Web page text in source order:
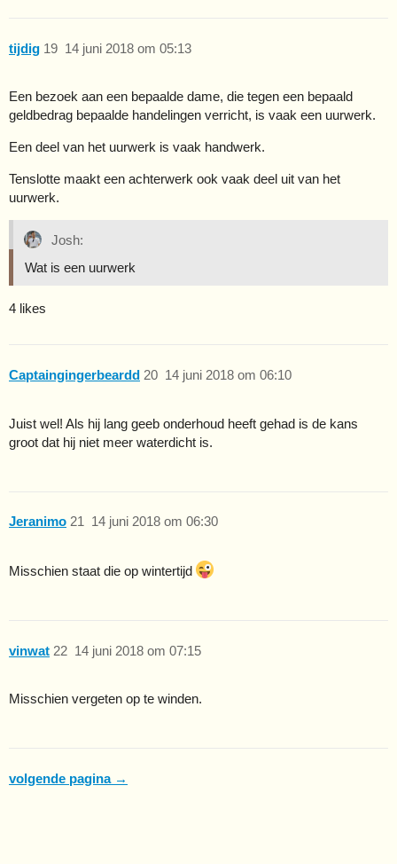
tijdig 14 juni 2018 om 05:13
19
Een bezoek aan een bepaalde dame, die tegen een bepaald
geldbedrag bepaalde handelingen verricht, is vaak een uurwerk.
Een deel van het uurwerk is vaak handwerk.
Tenslotte maakt een achterwerk ook vaak deel uit van het
uurwerk.
Josh:
Wat is een uurwerk
4 likes
Captaingingerbeardd 14 juni 2018 om 06:10
20
Juist wel! Als hij lang geeb onderhoud heeft gehad is de kans
groot dat hij niet meer waterdicht is.
Jeranimo 14 juni 2018 om 06:30
21
Misschien staat die op wintertijd
vinwat 14 juni 2018 om 07:15
22
Misschien vergeten op te winden.
volgende pagina →